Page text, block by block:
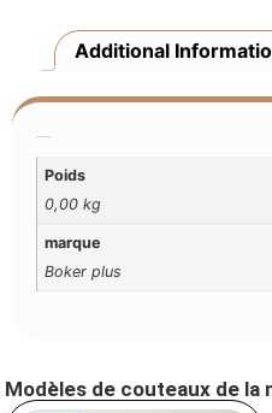
Additional
Poids
0,00 kg
marque
Boker plus
Modèles de couteaux de la